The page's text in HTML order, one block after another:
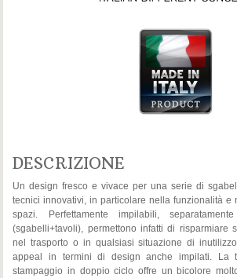
DESCRIZIONE
Un design fresco e vivace per una serie di
tecnici innovativi, in particolare nella funzionalità e
spazi. Perfettamente impilabili,
(sgabelli+tavoli), permettono infatti di risparmiare
nel trasporto o in qualsiasi situazione di
appeal in termini di design anche impilati. La
stampaggio in doppio ciclo offre un bicolore